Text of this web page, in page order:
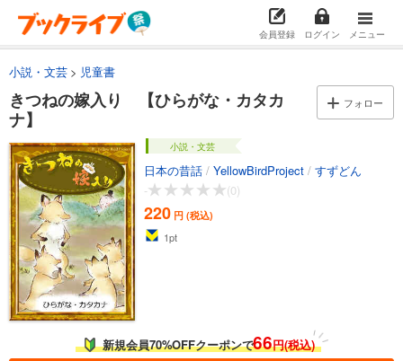
会員登録 ログイン メニュー
小説・文芸 児童書
きつねの嫁入り 【ひらがな・カタカ
ナ】
フォロー
小説・文芸
日本の昔話 / YellowBirdProject / すずどん
-
(0)
220 円 (税込)
1pt
新規会員70%OFFクーポンで66円(税込)